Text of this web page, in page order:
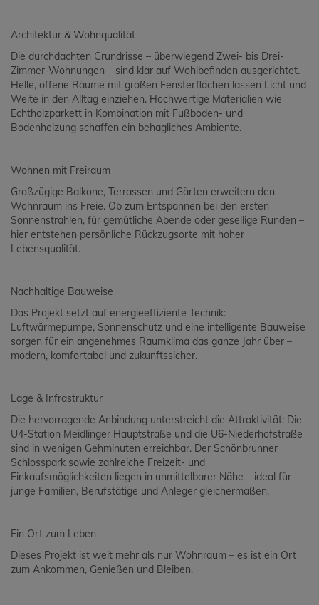
Architektur & Wohnqualität
Die durchdachten Grundrisse – überwiegend Zwei- bis Drei-
Zimmer-Wohnungen – sind klar auf Wohlbefinden ausgerichtet.
Helle, offene Räume mit großen Fensterflächen lassen Licht und
Weite in den Alltag einziehen. Hochwertige Materialien wie
Echtholzparkett in Kombination mit Fußboden- und
Bodenheizung schaffen ein behagliches Ambiente.
Wohnen mit Freiraum
Großzügige Balkone, Terrassen und Gärten erweitern den
Wohnraum ins Freie. Ob zum Entspannen bei den ersten
Sonnenstrahlen, für gemütliche Abende oder gesellige Runden –
hier entstehen persönliche Rückzugsorte mit hoher
Lebensqualität.
Nachhaltige Bauweise
Das Projekt setzt auf energieeffiziente Technik:
Luftwärmepumpe, Sonnenschutz und eine intelligente Bauweise
sorgen für ein angenehmes Raumklima das ganze Jahr über –
modern, komfortabel und zukunftssicher.
Lage & Infrastruktur
Die hervorragende Anbindung unterstreicht die Attraktivität: Die
U4-Station Meidlinger Hauptstraße und die U6-Niederhofstraße
sind in wenigen Gehminuten erreichbar. Der Schönbrunner
Schlosspark sowie zahlreiche Freizeit- und
Einkaufsmöglichkeiten liegen in unmittelbarer Nähe – ideal für
junge Familien, Berufstätige und Anleger gleichermaßen.
Ein Ort zum Leben
Dieses Projekt ist weit mehr als nur Wohnraum – es ist ein Ort
zum Ankommen, Genießen und Bleiben.